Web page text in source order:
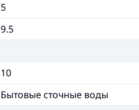
5
9.5
10
Бытовые сточные воды